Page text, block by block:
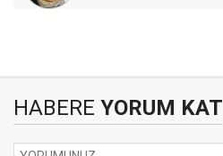
HABERE YORUM KAT